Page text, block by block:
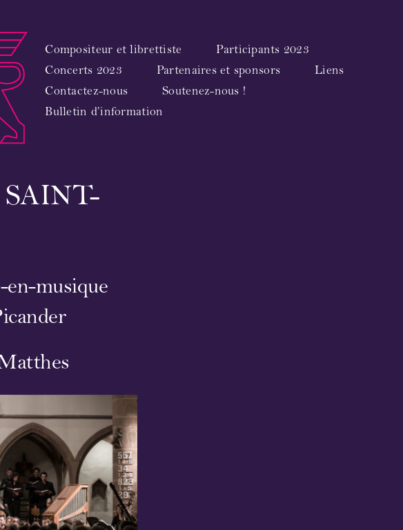
Compositeur et librettiste
Participants 2023
Concerts 2023
Partenaires et sponsors
Liens
Contactez-nous
Soutenez-nous !
Bulletin d’information
SAINT-
musique